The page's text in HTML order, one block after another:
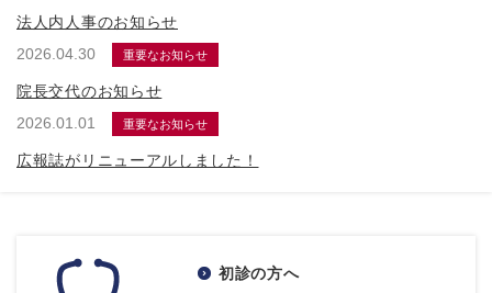
法人内人事のお知らせ
2026.04.30
重要なお知らせ
院長交代のお知らせ
2026.01.01
重要なお知らせ
広報誌がリニューアルしました！
初診の方へ